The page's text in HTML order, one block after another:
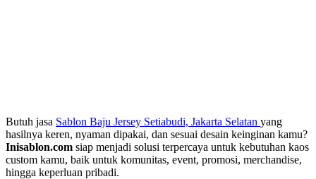
Butuh jasa Sablon Baju Jersey Setiabudi, Jakarta Selatan yang
hasilnya keren, nyaman dipakai, dan sesuai desain keinginan kamu?
Inisablon.com siap menjadi solusi terpercaya untuk kebutuhan kaos
custom kamu, baik untuk komunitas, event, promosi, merchandise,
hingga keperluan pribadi.